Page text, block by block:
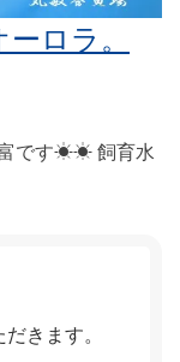
ロラ。
です☀☀ 飼育水
きます。